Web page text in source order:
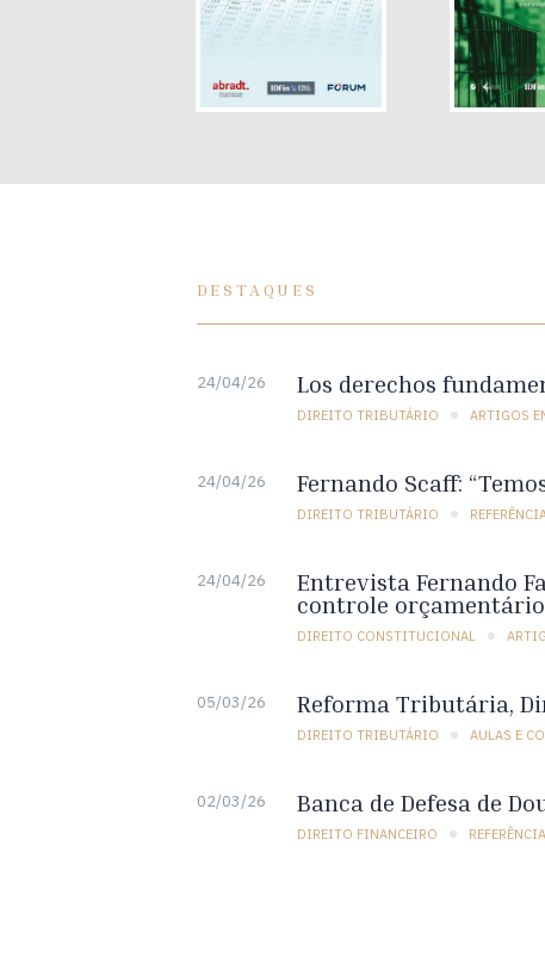
DESTAQUES
24/04/26 Los derechos
DIREITO TRIBUTÁRIO ARTIGOS
24/04/26 Fernando Scaff:
DIREITO TRIBUTÁRIO
24/04/26 Entrevista Fernando
controle
DIREITO CONSTITUCIONAL
05/03/26 Reforma Tributária,
DIREITO TRIBUTÁRIO AULAS E
02/03/26 Banca de Defesa de
DIREITO FINANCEIRO